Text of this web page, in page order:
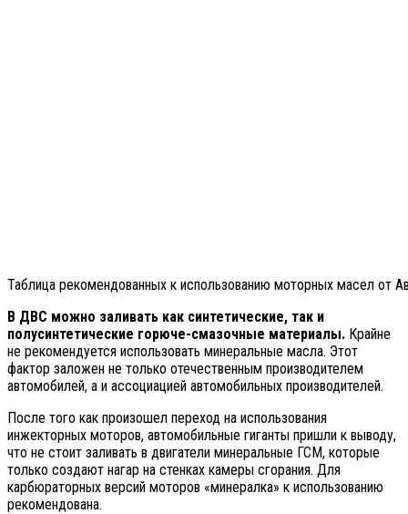
Таблица рекомендованных к использованию моторных масел от
В ДВС можно заливать как синтетические, так и
полусинтетические горюче-смазочные материалы. Крайне
не рекомендуется использовать минеральные масла. Этот
фактор заложен не только отечественным производителем
автомобилей, а и ассоциацией автомобильных производителей.
После того как произошел переход на использования
инжекторных моторов, автомобильные гиганты пришли к выводу,
что не стоит заливать в двигатели минеральные ГСМ, которые
только создают нагар на стенках камеры сгорания. Для
карбюраторных версий моторов «минералка» к использованию
рекомендована.